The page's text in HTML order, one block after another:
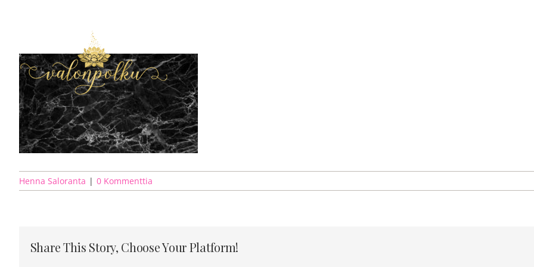
Henna Saloranta | 0 Kommenttia
Share This Story, Choose Your Platform!